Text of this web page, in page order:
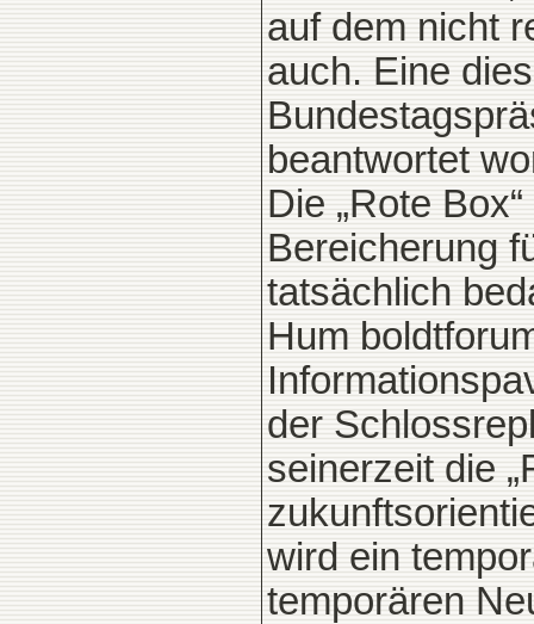
auf dem nicht
auch. Eine
beantwortet
Die „Rote
Bereicherung
tatsächlich
Hum
der
seinerzeit die
wird ein
temporären